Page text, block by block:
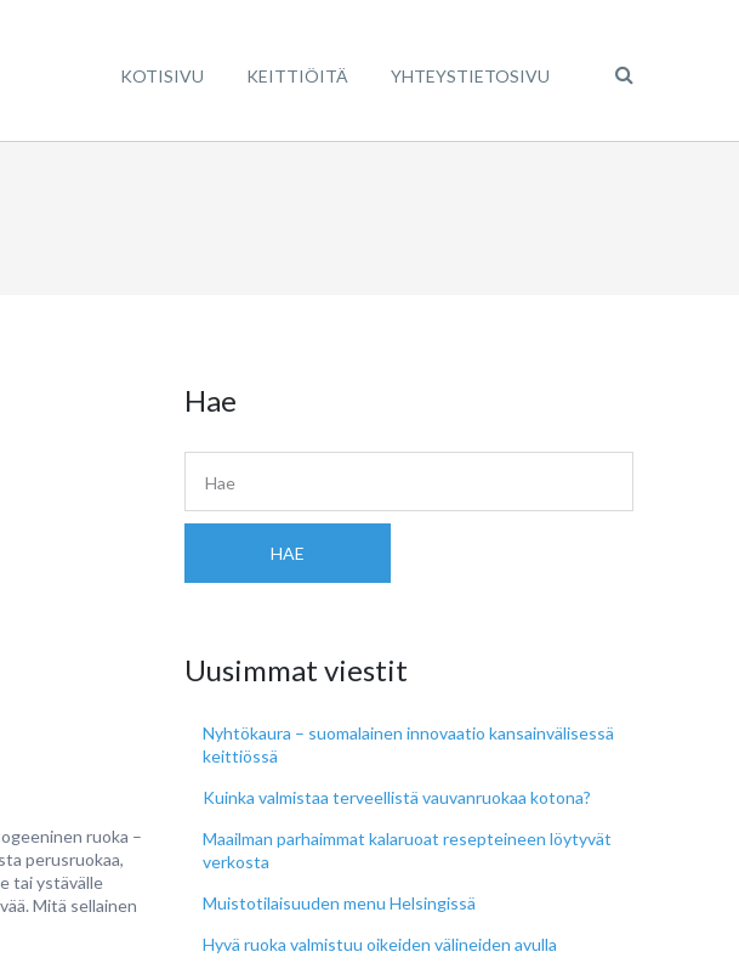
KOTISIVU KEITTIÖITÄ YHTEYSTIETOSIVU
ruoka –
perusruokaa,
tai ystävälle
Mitä sellainen
Hae
HAE
Uusimmat viestit
Nyhtökaura – suomalainen innovaatio kansainvälisessä
keittiössä
Kuinka valmistaa terveellistä vauvanruokaa kotona?
Maailman parhaimmat kalaruoat resepteineen löytyvät
verkosta
Muistotilaisuuden menu Helsingissä
Hyvä ruoka valmistuu oikeiden välineiden avulla